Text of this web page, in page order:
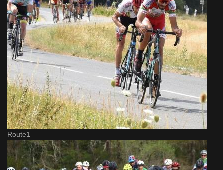
Route1